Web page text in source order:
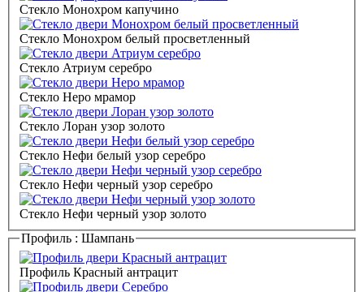
Стекло Монохром капучино
Стекло Монохром белый просветленный
Стекло Атриум серебро
Стекло Неро мрамор
Стекло Лоран узор золото
Стекло Нефи белый узор серебро
Стекло Нефи черный узор серебро
Стекло Нефи черный узор золото
Профиль : Шампань
Профиль Красный антрацит